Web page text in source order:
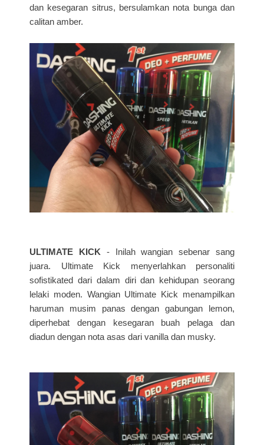
dan kesegaran sitrus, bersulamkan nota bunga dan
calitan amber.
ULTIMATE KICK- Inilah wangian sebenar sang
juara. Ultimate Kick menyerlahkan personaliti
sofistikated dari dalam diri dan kehidupan seorang
lelaki moden. Wangian Ultimate Kick menampilkan
haruman musim panas dengan gabungan lemon,
diperhebat dengan kesegaran buah pelaga dan
diadun dengan nota asas dari vanilla dan musky.